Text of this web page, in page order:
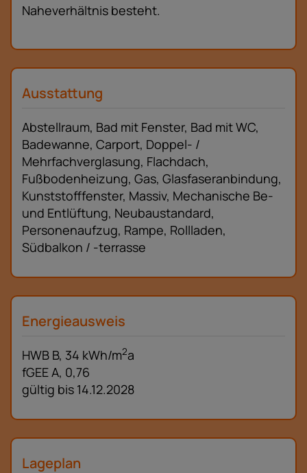
Naheverhältnis besteht.
Ausstattung
Abstellraum Bad mit Fenster Bad mit WC
Badewanne Carport Doppel- /
Mehrfachverglasung Flachdach
Fußbodenheizung Gas Glasfaseranbindung
Kunststofffenster Massiv Mechanische Be-
und Entlüftung Neubaustandard
Personenaufzug Rampe Rollladen
Südbalkon / -terrasse
Energieausweis
HWB B, 34 kWh/m2a
fGEE A, 0,76
gültig bis 14.12.2028
Lageplan